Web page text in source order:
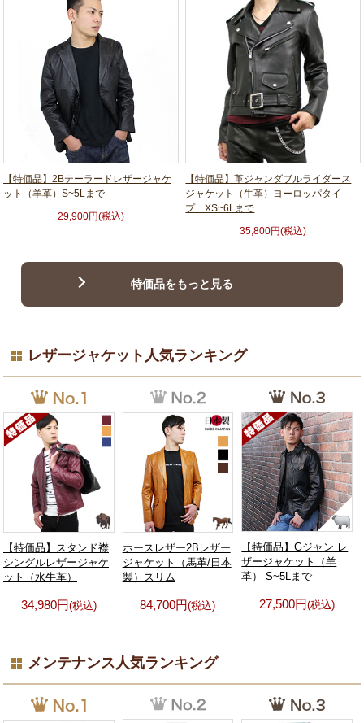
【特価品】2Bテーラードレザージャケ
ット（羊革）S~5Lまで
29,900円(税込)
【特価品】革ジャンダブルライダース
ジャケット（牛革）ヨーロッパタイ
プ XS~6Lまで
35,800円(税込)
特価品をもっと見る
レザージャケット人気ランキング
【特価品】スタンド襟
シングルレザージャケ
ット（水牛革）
34,980円(税込)
ホースレザー2Bレザー
ジャケット（馬革/日本
製）スリム
84,700円(税込)
【特価品】Gジャン レ
ザージャケット（羊
革） S~5Lまで
27,500円(税込)
メンテナンス人気ランキング